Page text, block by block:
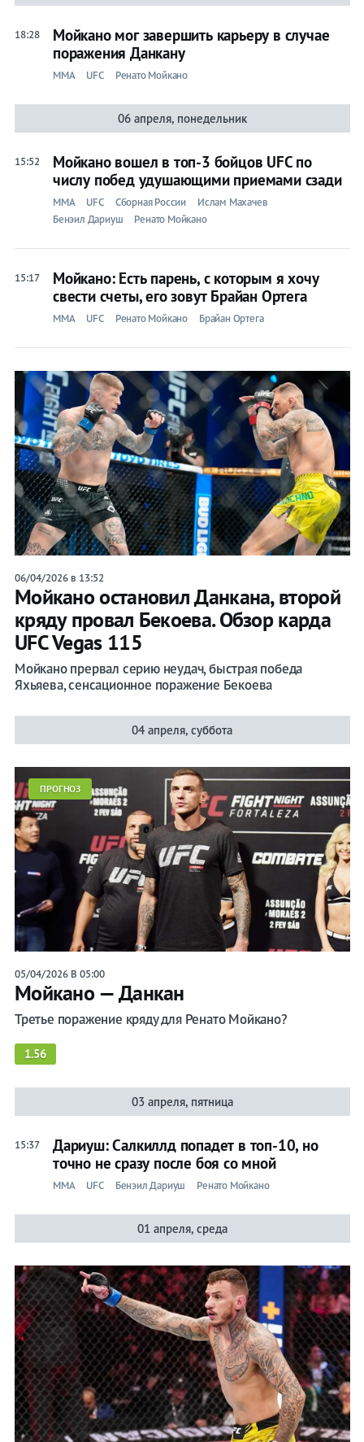
18:28
Мойкано мог завершить карьеру в случае
поражения Данкану
ММА UFC Ренато Мойкано
06 апреля, понедельник
15:52
Мойкано вошел в топ-3 бойцов UFC по
числу побед удушающими приемами сзади
ММА UFC Сборная России
Ислам Махачев
Бенэил Дариуш
Ренато Мойкано
15:17
Мойкано: Есть парень, с которым я хочу
свести счеты, его зовут Брайан Ортега
ММА UFC Ренато Мойкано Брайан Ортега
06/04/2026 в 13:52
Мойкано остановил Данкана, второй
кряду провал Бекоева. Обзор карда
UFC Vegas 115
Мойкано прервал серию неудач, быстрая победа
Яхьяева, сенсационное поражение Бекоева
04 апреля, суббота
ПРОГНОЗ
05/04/2026 В 05:00
Мойкано — Данкан
Третье поражение кряду для Ренато Мойкано?
1.56
03 апреля, пятница
15:37
Дариуш: Салкиллд попадет в топ-10, но
точно не сразу после боя со мной
ММА UFC Бенэил Дариуш Ренато Мойкано
01 апреля, среда